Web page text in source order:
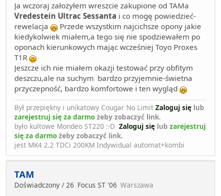
Ja wczoraj założyłem wreszcie zakupione od TAMa
Vredestein Ultrac Sessanta i co mogę powiedzieć-
rewelacja
Przede wszystkim najcichsze opony jakie
kiedykolwiek miałem,a tego się nie spodziewałem po
oponach kierunkowych mając wcześniej Toyo Proxes
T1R
Jeszcze ich nie miałem okazji testować przy obfitym
deszczu,ale na suchym bardzo przyjemnie-świetna
przyczepność, bardzo komfortowe i ten wygląd
Był przepiękny i unikatowy Cougar No Limit Zaloguj się lub
zarejestruj się za darmo żeby zobaczyć link.
było kultowe Mondeo ST220 :-D Zaloguj się lub zarejestruj
się za darmo żeby zobaczyć link.
jest MK4 2.2 TDCi 200KM Indywidual automat+kombi
TAM
Doświadczony / 26 Focus ST '06 Warszawa